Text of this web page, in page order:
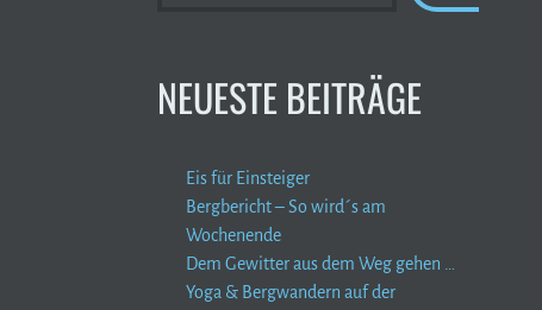
NEUESTE BEITRÄGE
Eis für Einsteiger
Bergbericht – So wird´s am
Wochenende
Dem Gewitter aus dem Weg gehen …
Yoga & Bergwandern auf der